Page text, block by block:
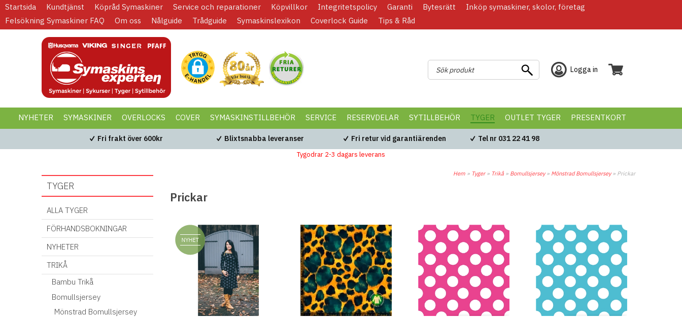
Startsida Kundtjänst Köpråd Symaskiner Service och reparationer Köpvillkor Integritetspolicy Garanti Bytesrätt
Inköp symaskiner, skolor, företag
Felsökning Symaskiner FAQ
Om oss Nålguide Trådguide Symaskinslexikon Coverlock Guide Tips & Råd
Logga in
NYHETER SYMASKINER OVERLOCKS COVER SYMASKINSTILLBEHÖR SERVICE RESERVDELAR SYTILLBEHÖR TYGER OUTLET TYGER PRESENTKORT
BLACK WEEKFri frakt över 600kr Blixtsnabba leveranser Fri retur vid garantiärenden Tel nr 031 22 41 98
Tygodrar 2-3 dagars leverans
TYGER
ALLA TYGER
FÖRHANDSBOKNINGAR
NYHETER
TRIKÅ
Bambu Trikå
Bomullsjersey
Mönstrad Bomullsjersey
Hem » Tyger» Trikå » Bomullsjersey» Mönstrad Bomullsjersey» Prickar
Prickar